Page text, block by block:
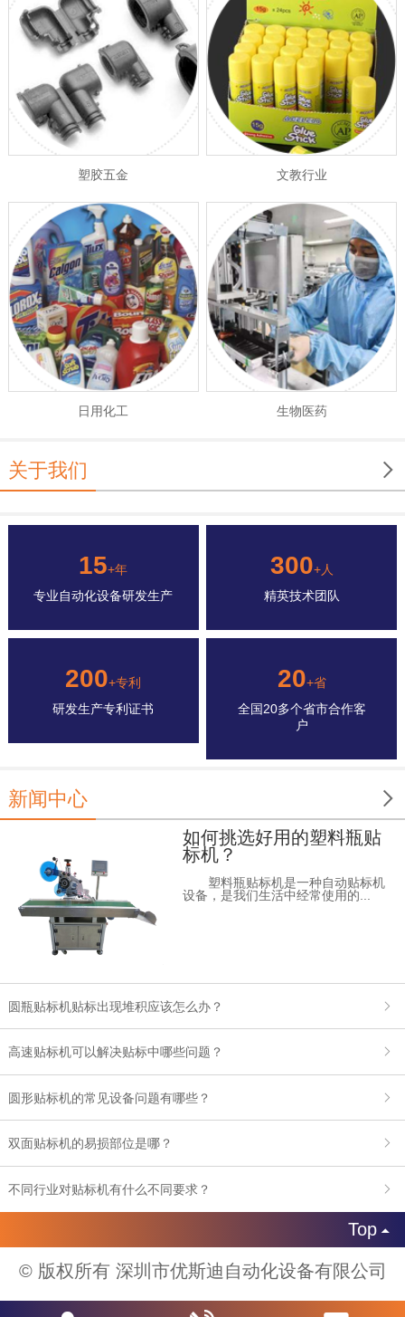
塑胶五金 文教行业
日用化工 生物医药

关于我们
15+年
专业自动化设备研发生产
300+人
精英技术团队
200+专利
研发生产专利证书
20+省
全国20多个省市合作客
户

新闻中心
如何挑选好用的塑料瓶贴
标机？
塑料瓶贴标机是一种自动贴标机
设备，是我们生活中经常使用的...
圆瓶贴标机贴标出现堆积应该怎么办？
高速贴标机可以解决贴标中哪些问题？
圆形贴标机的常见设备问题有哪些？
双面贴标机的易损部位是哪？
不同行业对贴标机有什么不同要求？
Top
© 版权所有 深圳市优斯迪自动化设备有限公司